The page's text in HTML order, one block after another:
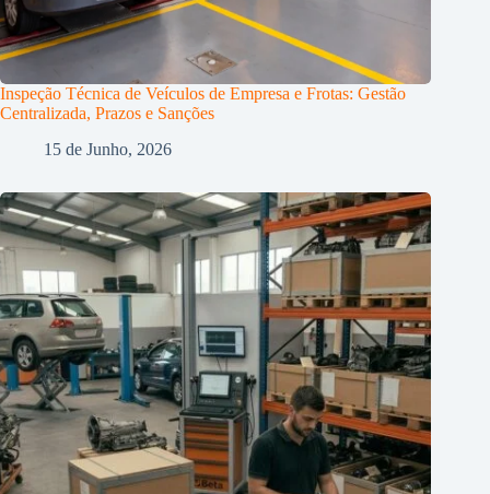
Inspeção Técnica de Veículos de Empresa e Frotas: Gestão
Centralizada, Prazos e Sanções
15 de Junho, 2026